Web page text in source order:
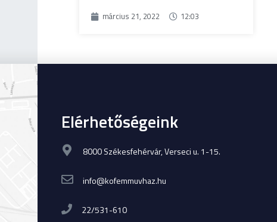
március 21, 2022 12:03
Elérhetőségeink
8000 Székesfehérvár, Verseci u. 1-15.
info@kofemmuvhaz.hu
22/531-610